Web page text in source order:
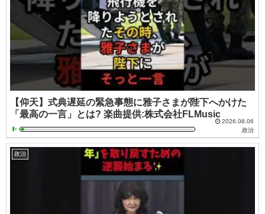
【仰天】式典遅延の緊急事態に雅子さまが陛下へかけた
「最高の一言」とは? 楽曲提供:株式会社FLMusic
2026.08.06
政治
政治